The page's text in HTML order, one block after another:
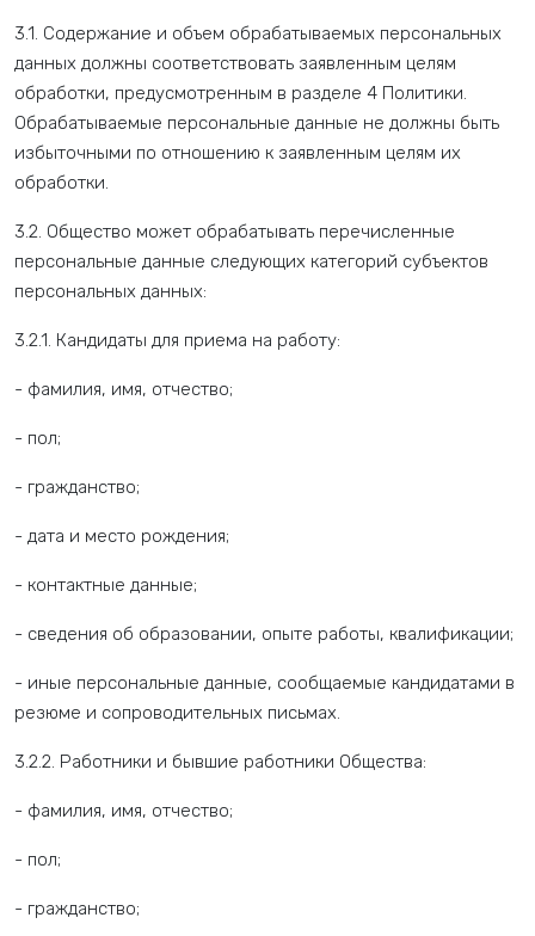
3.1. Содержание и объем обрабатываемых персональных
данных должны соответствовать заявленным целям
обработки, предусмотренным в разделе 4 Политики.
Обрабатываемые персональные данные не должны быть
избыточными по отношению к заявленным целям их
обработки.
3.2. Общество может обрабатывать перечисленные
персональные данные следующих категорий субъектов
персональных данных:
3.2.1. Кандидаты для приема на работу:
- фамилия, имя, отчество;
- пол;
- гражданство;
- дата и место рождения;
- контактные данные;
- сведения об образовании, опыте работы, квалификации;
- иные персональные данные, сообщаемые кандидатами в
резюме и сопроводительных письмах.
3.2.2. Работники и бывшие работники Общества:
- фамилия, имя, отчество;
- пол;
- гражданство;